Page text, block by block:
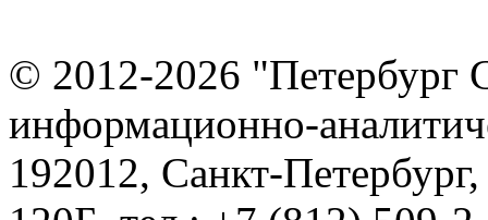
© 2012-2026 "Петербург
информационно-
192012, Санкт-